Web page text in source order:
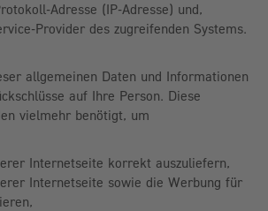
Adresse (IP-Adresse) und,
Provider des zugreifenden Systems.
allgemeinen Daten und Informationen
auf Ihre Person. Diese
vielmehr benötigt, um
Internetseite korrekt auszuliefern,
Internetseite sowie die Werbung für